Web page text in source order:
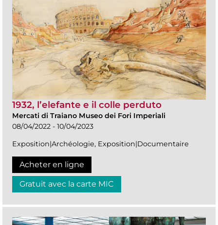
1932, l’elefante e il colle perduto
Mercati di Traiano Museo dei Fori Imperiali
08/04/2022 - 10/04/2023
Exposition|Archéologie, Exposition|Documentaire
Acheter en ligne
Gratuit avec la carte MIC